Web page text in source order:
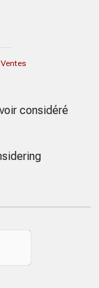
Ventes
considéré